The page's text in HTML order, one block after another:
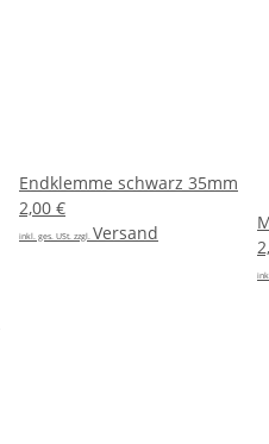
Endklemme schwarz 35mm
2,00 €
inkl. ges. USt. zzgl. Versand